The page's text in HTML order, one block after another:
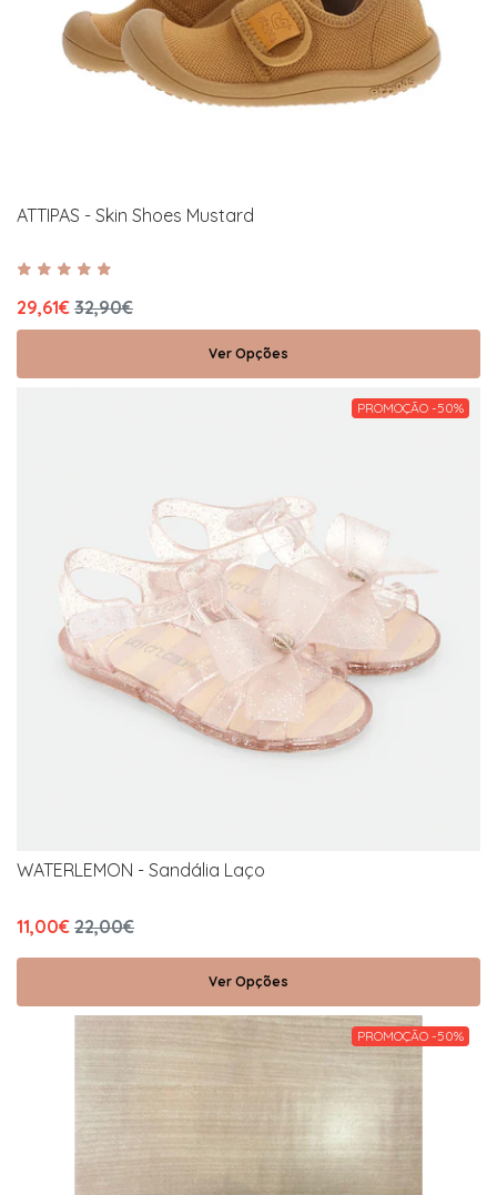
ATTIPAS - Skin Shoes Mustard
29,61€ 32,90€
Ver Opções
PROMOÇÃO -50%
WATERLEMON - Sandália Laço
11,00€ 22,00€
Ver Opções
PROMOÇÃO -50%